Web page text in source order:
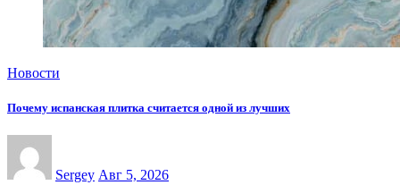
Новости
Почему испанская плитка считается одной из лучших
Sergey Авг 5, 2026